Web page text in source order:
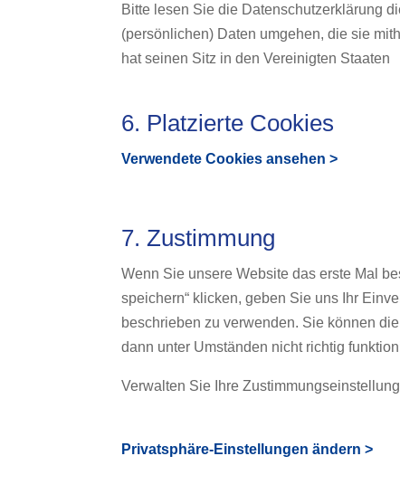
Bitte lesen Sie die Datenschutzerklärung
(persönlichen) Daten umgehen, die sie
hat seinen Sitz in den Vereinigten Staaten
6. Platzierte Cookies
Verwendete Cookies ansehen >
7. Zustimmung
Wenn Sie unsere Website das erste Mal
speichern“ klicken, geben Sie uns Ihr
beschrieben zu verwenden. Sie können
dann unter Umständen nicht richtig
Verwalten Sie Ihre
Privatsphäre-Einstellungen ändern >